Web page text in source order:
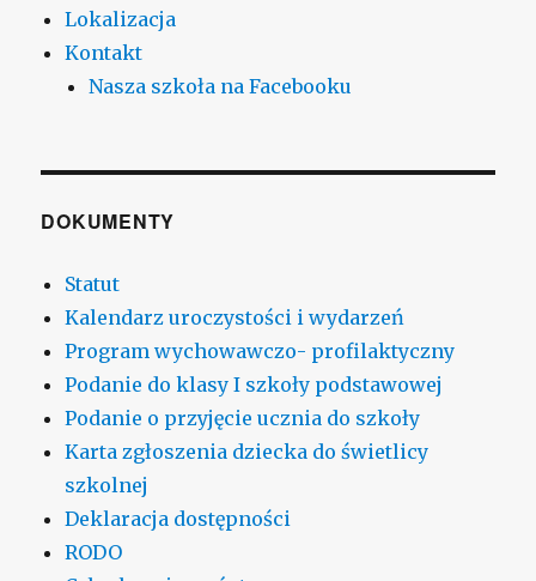
Lokalizacja
Kontakt
Nasza szkoła na Facebooku
DOKUMENTY
Statut
Kalendarz uroczystości i wydarzeń
Program wychowawczo- profilaktyczny
Podanie do klasy I szkoły podstawowej
Podanie o przyjęcie ucznia do szkoły
Karta zgłoszenia dziecka do świetlicy
szkolnej
Deklaracja dostępności
RODO